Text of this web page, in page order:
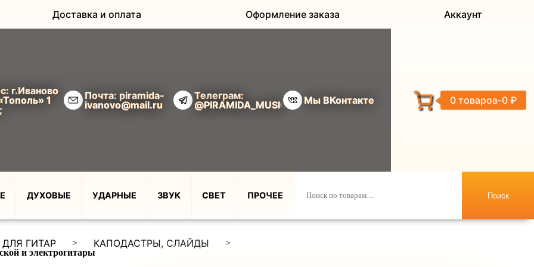
Доставка и оплата Оформление заказа Аккаунт
г.Иваново
1
Почта: piramida-
ivanovo@mail.ru
Телеграм:
@PIRAMIDA_MUSIC
Мы ВКонтакте 0 товаров 0 ₽
ДУХОВЫЕ УДАРНЫЕ ЗВУК СВЕТ ПРОЧЕЕ Поиск
ГИТАР > КАПОДАСТРЫ, СЛАЙДЫ
>
и электрогитары